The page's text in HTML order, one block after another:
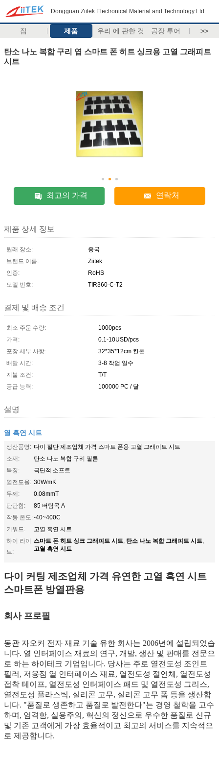
Dongguan Ziitek Electronical Material and Technology Ltd.
집 제품 우리 에 관한 것 공장 투어 >>
탄소 나노 복합 구리 엽 스마트 폰 히트 싱크용 고열 그래피트
시트
최고의 가격 연락처
제품 상세 정보
원래 장소:
중국
브랜드 이름:
Ziitek
인증:
RoHS
모델 번호:
TIR360-C-T2
결제 및 배송 조건
최소 주문 수량:
1000pcs
가격:
0.1-10USD/pcs
포장 세부 사항:
32*35*12cm 칸톤
배달 시간:
3-8 작업 일수
지불 조건:
T/T
공급 능력:
100000 PC / 달
설명
열 흑연 시트
생산품명: 다이 절단 제조업체 가격 스마트 폰용 고열 그래피트 시트
소재:
탄소 나노 복합 구리 필름
특징:
극단적 소프트
열전도율: 30W/mK
두께:
0.08mmT
단단함:
85 버팀목 A
작동 온도:-40~400C
키워드:
고열 흑연 시트
하이 라이
트:
스마트 폰 히트 싱크 그래피트 시트, 탄소 나노 복합 그래피트 시트,
고열 흑연 시트
다이 커팅 제조업체 가격 유연한 고열 흑연 시트
스마트폰 방열판용
회사 프로필
동관 자오커 전자 재료 기술 유한 회사는 2006년에 설립되었습
니다. 열 인터페이스 재료의 연구, 개발, 생산 및 판매를 전문으
로 하는 하이테크 기업입니다. 당사는 주로 열전도성 조인트
필러, 저융점 열 인터페이스 재료, 열전도성 절연체, 열전도성
접착 테이프, 열전도성 인터페이스 패드 및 열전도성 그리스,
열전도성 플라스틱, 실리콘 고무, 실리콘 고무 폼 등을 생산합
니다. "품질로 생존하고 품질로 발전한다"는 경영 철학을 고수
하며, 엄격함, 실용주의, 혁신의 정신으로 우수한 품질로 신규
및 기존 고객에게 가장 효율적이고 최고의 서비스를 지속적으
로 제공합니다.